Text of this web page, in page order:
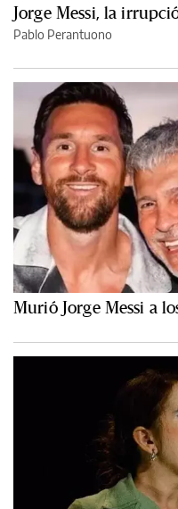
Jorge Messi, la
Pablo Perantuono
Murió Jorge Messi a